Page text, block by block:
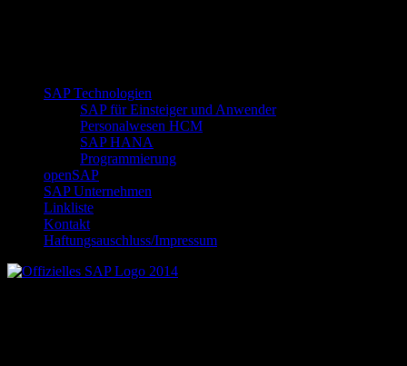
SAP Technologien
SAP für Einsteiger und Anwender
Personalwesen HCM
SAP HANA
Programmierung
openSAP
SAP Unternehmen
Linkliste
Kontakt
Haftungsauschluss/Impressum